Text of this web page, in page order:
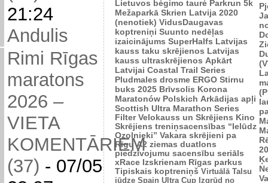
21:24
Andulis
Rimi Rīgas
maratons
2026 –
VIETA
KOMENTĀRIEM
(37) - 07/05
Lietuvos bėgimo taurė Parkrun 5k
Mežaparkā Skrien Latvija 2020
(nenotiek) VidusDaugavas
koptreniņi Suunto nedēļas
izaicinājums SuperHalfs Latvijas
kauss taku skrējienos Latvijas
kauss ultraskrējienos Apkārt
Latvijai Coastal Trail Series
Pludmales drosme ERGO Stirnu
buks 2025 Brīvsolis Korona
Maratonów Polskich Arkādijas apļi
Scottish Ultra Marathon Series
Filter Velokauss un Skrējiens Kino
Skrējiens treniņsacensības “Ielūdz
Ozolnieki” Vakara skrējieni pa
Rīgu A2 ziemas duatlons
piedzīvojumu sacensību seriāls
xRace Izskrienam Rīgas parkus
Tipiskais koptreniņš Virtuālā Talsu
jūdze Spain Ultra Cup Izgrūd no